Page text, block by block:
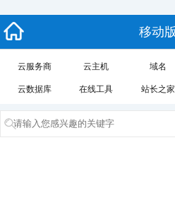
移动版
云服务商 云主机 域名
云数据库 在线工具 站长之家